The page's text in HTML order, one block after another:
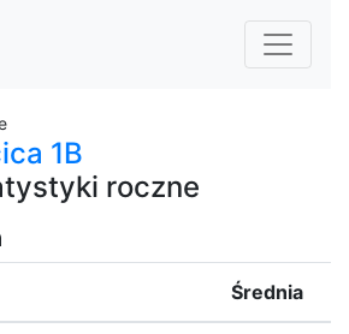
1B
roczne
Średnia